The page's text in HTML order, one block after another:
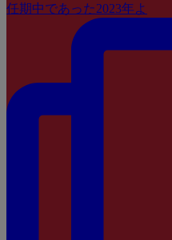
任期中であった2023年よ